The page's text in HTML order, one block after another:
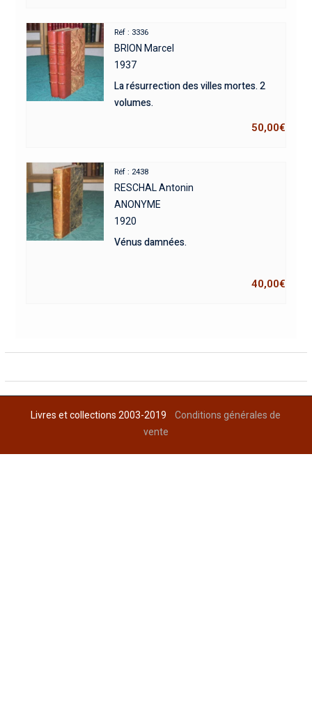
Réf : 3336
BRION Marcel
1937
La résurrection des villes mortes. 2
volumes.
50,00€
Réf : 2438
RESCHAL Antonin
ANONYME
1920
Vénus damnées.
40,00€
Livres et collections 2003-2019Conditions générales de
vente